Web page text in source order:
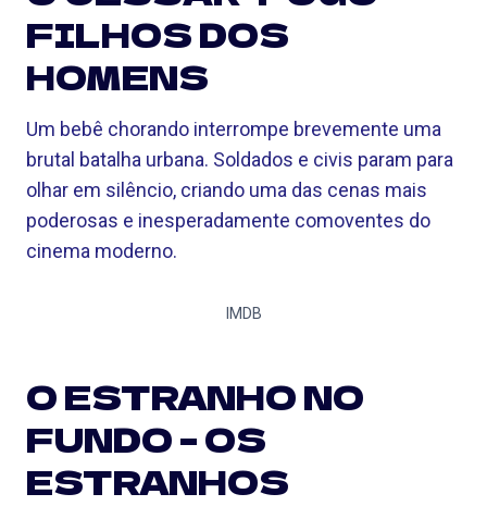
FILHOS DOS
HOMENS
Um bebê chorando interrompe brevemente uma
brutal batalha urbana. Soldados e civis param para
olhar em silêncio, criando uma das cenas mais
poderosas e inesperadamente comoventes do
cinema moderno.
IMDB
O ESTRANHO NO
FUNDO – OS
ESTRANHOS